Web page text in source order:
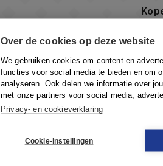
Over de cookies op deze website
We gebruiken cookies om content en
functies voor social media te bieden en om
analyseren. Ook delen we informatie over
met onze partners voor social media,
Privacy- en cookieverklaring
Cookie-instellingen
Deze publicatie is ook te
ook de mogelijkheid om